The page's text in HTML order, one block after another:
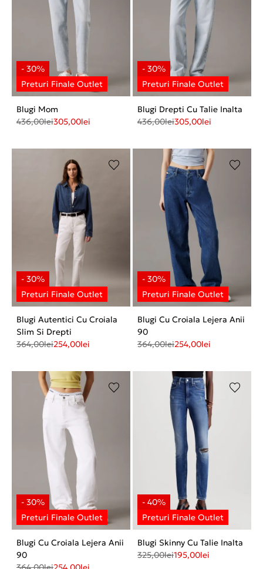
Blugi Mom
436,00lei305,00lei
Blugi Drepti Cu Talie Inalta
436,00lei305,00lei
Blugi Autentici Cu Croiala
Slim Si Drepti
364,00lei254,00lei
Blugi Cu Croiala Lejera Anii
90
364,00lei254,00lei
Blugi Cu Croiala Lejera Anii
90
Blugi Skinny Cu Talie Inalta
325,00lei195,00lei